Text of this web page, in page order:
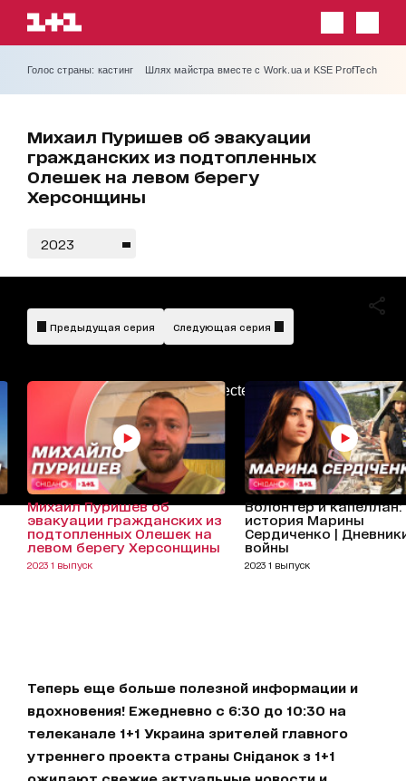
Голос страны: кастинг Шлях майстра вместе с Work.ua и KSE ProfTech
Михаил Пуришев об эвакуации
гражданских из подтопленных
Олешек на левом берегу
Херсонщины
2023
AdBlockDetected!
Предыдущая серия Следующая серия
Михаил Пуришев об
эвакуации гражданских из
подтопленных Олешек на
левом берегу Херсонщины
2023 1 выпуск
Волонтер и капеллан:
история Марины
Сердиченко |
войны
2023 1 выпуск
Теперь еще больше полезной информации и
вдохновения! Ежедневно с 6:30 до 10:30 на
телеканале 1+1 Украина зрителей главного
утреннего проекта страны Сніданок з 1+1